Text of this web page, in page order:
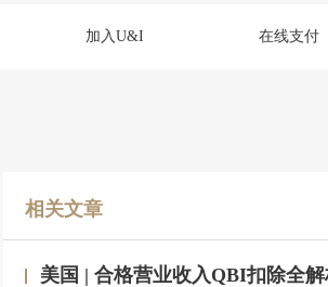
加入U&I 在线支付
相关文章
美国 | 合格营业收入QBI扣除全解